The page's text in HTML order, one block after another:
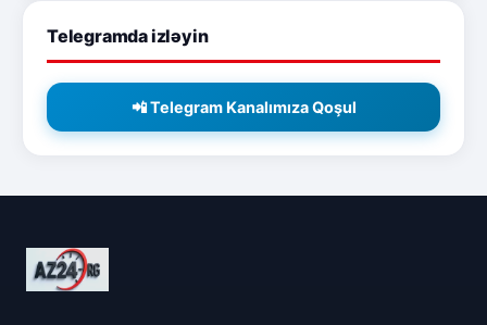
Telegramda izləyin
📲 Telegram Kanalımıza Qoşul